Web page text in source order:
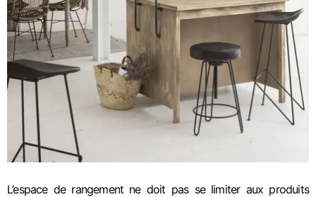
L’espace de rangement ne doit pas se limiter aux produits